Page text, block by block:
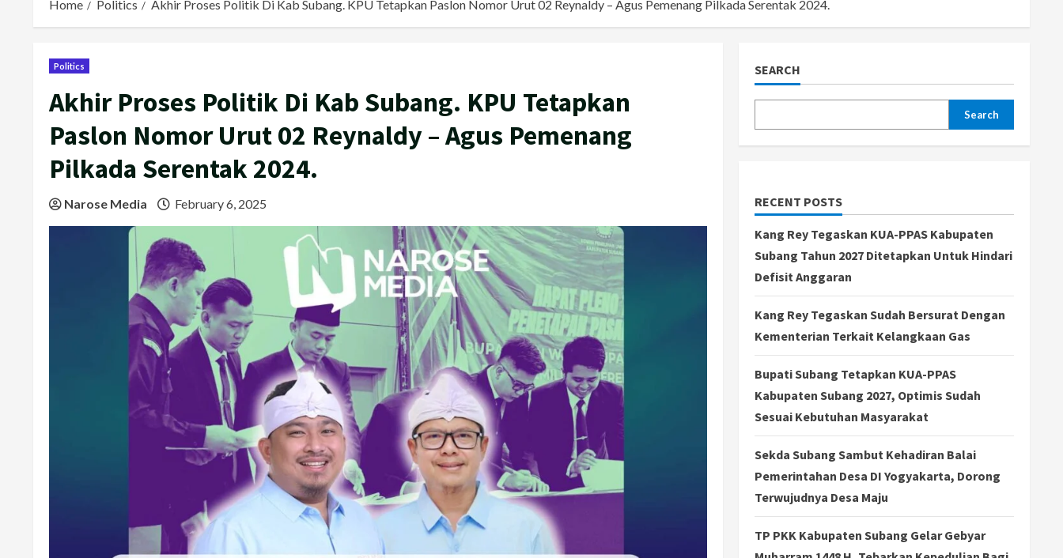
Home Politics Akhir Proses Politik Di Kab Subang. KPU Tetapkan Paslon Nomor Urut 02 Reynaldy – Agus Pemenang Pilkada Serentak 2024.
Politics
Akhir Proses Politik Di Kab Subang. KPU Tetapkan
Paslon Nomor Urut 02 Reynaldy – Agus Pemenang
Pilkada Serentak 2024.
Narose Media February 6, 2025
SEARCH
Search
RECENT POSTS
Kang Rey Tegaskan KUA-PPAS Kabupaten
Subang Tahun 2027 Ditetapkan Untuk Hindari
Defisit Anggaran
Kang Rey Tegaskan Sudah Bersurat Dengan
Kementerian Terkait Kelangkaan Gas
Bupati Subang Tetapkan KUA-PPAS
Kabupaten Subang 2027, Optimis Sudah
Sesuai Kebutuhan Masyarakat
Sekda Subang Sambut Kehadiran Balai
Pemerintahan Desa DI Yogyakarta, Dorong
Terwujudnya Desa Maju
TP PKK Kabupaten Subang Gelar Gebyar